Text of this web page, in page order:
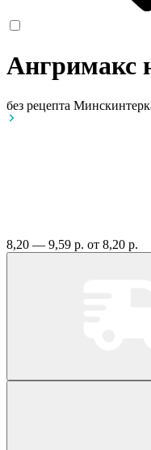
Ангримакс
без рецепта
8,20 — 9,59 р. от 8,20 р.